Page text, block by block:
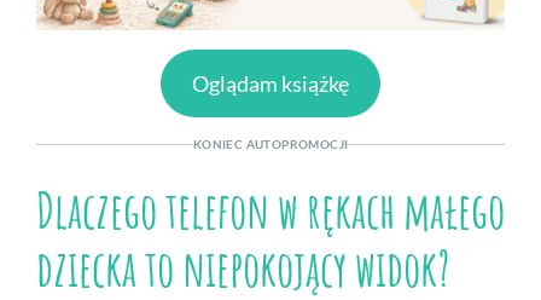
Oglądam książkę
KONIEC AUTOPROMOCJI
Dlaczego telefon w rękach małego
dziecka to niepokojący widok?